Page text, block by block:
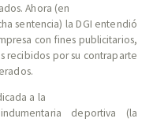
Ahora (en
sentencia) la DGI entendió
con fines publicitarios,
recibidos por su contraparte
a la
deportiva (la